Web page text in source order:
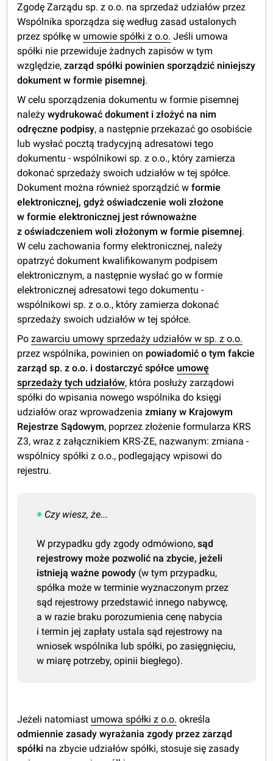
Zgodę Zarządu sp. z o.o. na sprzedaż udziałów przez
Wspólnika sporządza się według zasad ustalonych
przez spółkę w umowie spółki z o.o. Jeśli umowa
spółki nie przewiduje żadnych zapisów w tym
względzie,zarząd spółki powinien sporządzić niniejszy
dokument w formie pisemnej.
W celu sporządzenia dokumentu w formie pisemnej
należywydrukować dokument i złożyć na nim
odręczne podpisy, a następnie przekazać go osobiście
lub wysłać pocztą tradycyjną adresatowi tego
dokumentu - wspólnikowi sp. z o.o., który zamierza
dokonać sprzedaży swoich udziałów w tej spółce.
Dokument można również sporządzić wformie
elektronicznej, gdyż oświadczenie woli złożone
w formie elektronicznej jest równoważne
z oświadczeniem woli złożonym w formie pisemnej.
W celu zachowania formy elektronicznej, należy
opatrzyć dokument kwalifikowanym podpisem
elektronicznym, a następnie wysłać go w formie
elektronicznej adresatowi tego dokumentu -
wspólnikowi sp. z o.o., który zamierza dokonać
sprzedaży swoich udziałów w tej spółce.
Pozawarciu umowy sprzedaży udziałów w sp. z o.o.
przez wspólnika, powinien on powiadomić o tym fakcie
zarząd sp. z o.o. i dostarczyć spółce umowę
sprzedaży tych udziałów, która posłuży zarządowi
spółki do wpisania nowego wspólnika do księgi
udziałów oraz wprowadzeniazmiany w Krajowym
Rejestrze Sądowym, poprzez złożenie formularza KRS
Z3, wraz z załącznikiem KRS-ZE, nazwanym: zmiana -
wspólnicy spółki z o.o., podlegający wpisowi do
rejestru.
Czy wiesz, że...
W przypadku gdy zgody odmówiono,sąd
rejestrowy może pozwolić na zbycie, jeżeli
istnieją ważne powody (w tym przypadku,
spółka może w terminie wyznaczonym przez
sąd rejestrowy przedstawić innego nabywcę,
a w razie braku porozumienia cenę nabycia
i termin jej zapłaty ustala sąd rejestrowy na
wniosek wspólnika lub spółki, po zasięgnięciu,
w miarę potrzeby, opinii biegłego).
Jeżeli natomiast umowa spółki z o.o. określa
odmiennie zasady wyrażania zgody przez zarząd
spółki na zbycie udziałów spółki, stosuje się zasady